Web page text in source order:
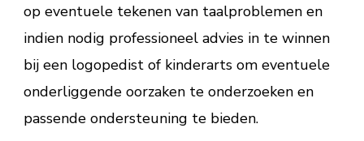
op eventuele tekenen van taalproblemen en
indien nodig professioneel advies in te winnen
bij een logopedist of kinderarts om eventuele
onderliggende oorzaken te onderzoeken en
passende ondersteuning te bieden.